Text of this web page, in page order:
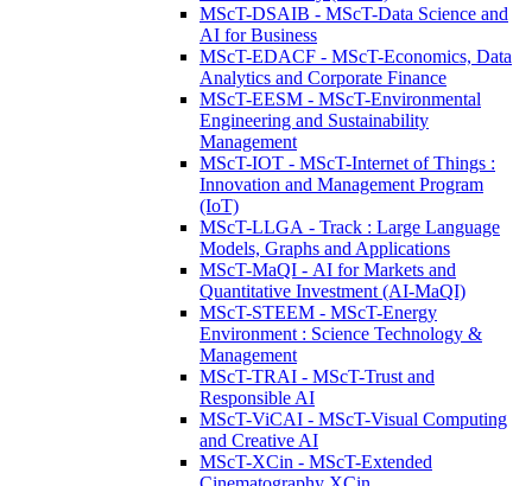
MScT-DSAIB - MScT-Data Science and
AI for Business
MScT-EDACF - MScT-Economics, Data
Analytics and Corporate Finance
MScT-EESM - MScT-Environmental
Engineering and Sustainability
Management
MScT-IOT - MScT-Internet of Things :
Innovation and Management Program
(IoT)
MScT-LLGA - Track : Large Language
Models, Graphs and Applications
MScT-MaQI - AI for Markets and
Quantitative Investment (AI-MaQI)
MScT-STEEM - MScT-Energy
Environment : Science Technology &
Management
MScT-TRAI - MScT-Trust and
Responsible AI
MScT-ViCAI - MScT-Visual Computing
and Creative AI
MScT-XCin - MScT-Extended